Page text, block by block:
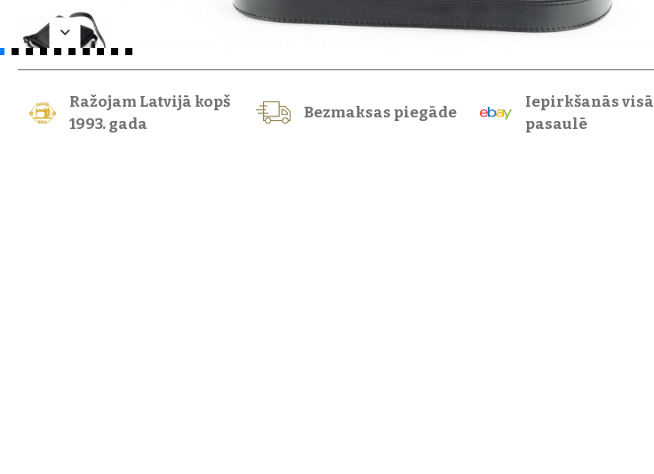
Ražojam Latvijā kopš
1993. gada
Bezmaksas piegāde
Iepirkšanās visā
pasaulē